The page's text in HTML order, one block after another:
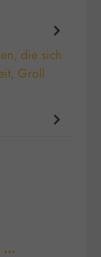
die sich
Groll
…